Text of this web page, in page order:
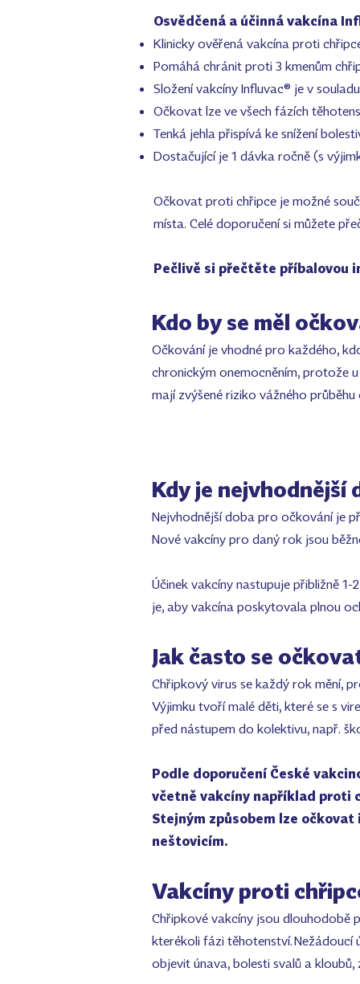
Osvědčená a účinná vakcína
Klinicky ověřená vakcína proti
Pomáhá chránit proti 3 kmenům
Složení vakcíny Influvac® je v
Očkovat lze ve všech fázích
Tenká jehla přispívá ke snížení
Dostačující je 1 dávka ročně (s
Očkovat proti chřipce je možné
místa. Celé doporučení si můžete
Pečlivě si přečtěte příbalovou
Kdo by se měl
Očkování je vhodné pro každého,
chronickým onemocněním, protože
mají zvýšené riziko vážného
Kdy je nejvhodnější
Nejvhodnější doba pro očkování je
Nové vakcíny pro daný rok jsou
Účinek vakcíny nastupuje přibližně
je, aby vakcína poskytovala plnou
Jak často se
Chřipkový virus se každý rok mění,
Výjimku tvoří malé děti, které se s
před nástupem do kolektivu, např.
Podle doporučení České
včetně vakcíny například proti
Stejným způsobem lze
neštovicím.
Vakcíny proti
Chřipkové vakcíny jsou dlouhodobě
kterékoli fázi těhotenství. Nežádoucí
objevit únava, bolesti svalů a